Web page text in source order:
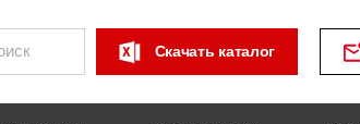
Скачать каталог